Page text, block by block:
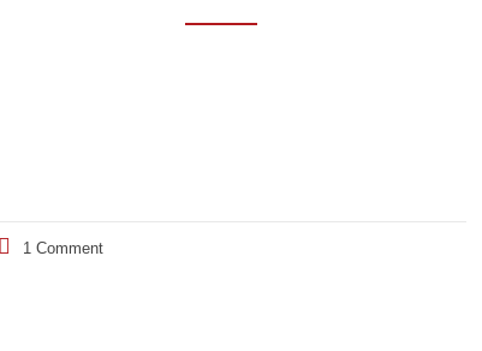
1 Comment